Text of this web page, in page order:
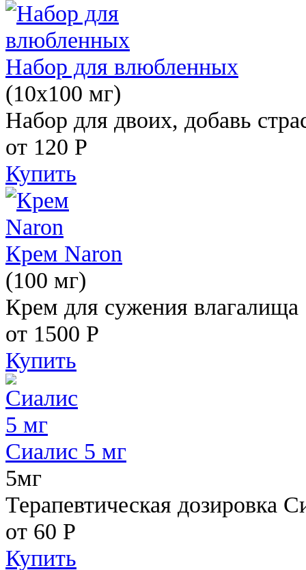
Набор для влюбленных
(10х100 мг)
Набор для двоих, добавь
от 120 Р
Купить
Крем Naron
(100 мг)
Крем для сужения влагалища
от 1500 Р
Купить
Сиалис 5 мг
5мг
Терапевтическая дозировка
от 60 Р
Купить